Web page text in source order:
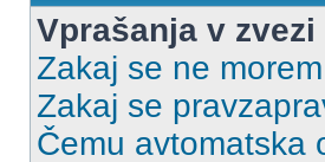
Vprašanja v
Zakaj se ne
Zakaj se
Čemu avtomatska